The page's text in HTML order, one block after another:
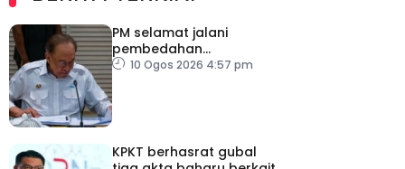
PM selamat jalani
pembedahan
laparoskopi rawat hernia
10 Ogos 2026 4:57 pm
KPKT berhasrat gubal